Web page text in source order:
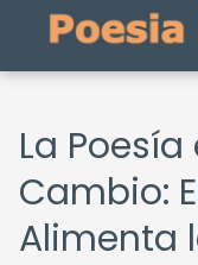
La
Cambio:
Alimenta